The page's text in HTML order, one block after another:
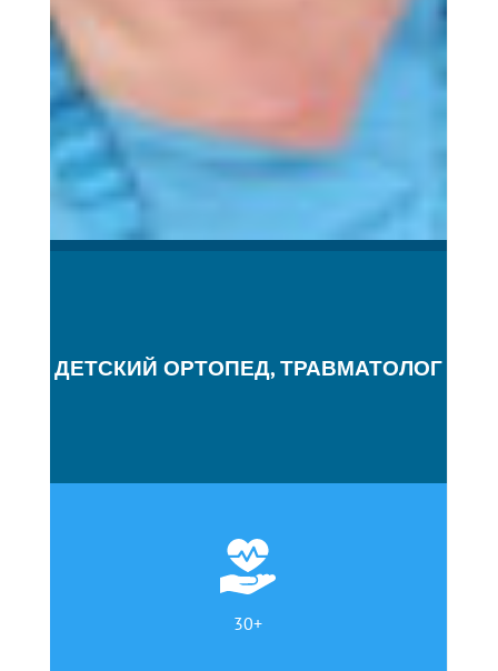
ДЕТСКИЙ ОРТОПЕД, ТРАВМАТОЛОГ
30+